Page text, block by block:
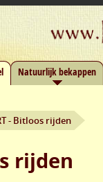
Natuurlijk bekappen
- Bitloos rijden
rijden